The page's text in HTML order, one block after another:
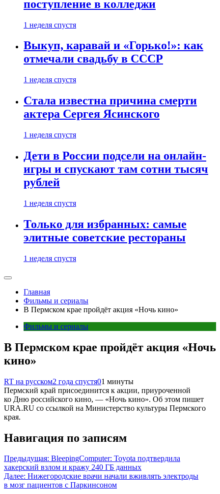
поступление в колледжи
1 неделя спустя
Выкуп, каравай и «Горько!»: как
отмечали свадьбу в СССР
1 неделя спустя
Стала известна причина смерти
актера Сергея Ясинского
1 неделя спустя
Дети в России подсели на онлайн-
игры и спускают там сотни тысяч
рублей
1 неделя спустя
Только для избранных: самые
элитные советские рестораны
1 неделя спустя
Главная
Фильмы и сериалы
В Пермском крае пройдёт акция «Ночь кино»
Фильмы и сериалы
В Пермском крае пройдёт акция «Ночь
кино»
RT на русском2 года спустя01 минуты
Пермский край присоединится к акции, приуроченной
ко Дню российского кино, — «Ночь кино». Об этом пишет
URA.RU со ссылкой на Министерство культуры Пермского
края.
Навигация по записям
Предыдущая: BleepingComputer: Toyota подтвердила
хакерский взлом и кражу 240 ГБ данных
Далее: Нижегородские врачи начали вживлять электроды
в мозг пациентов с Паркинсоном